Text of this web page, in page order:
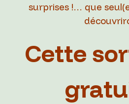
surprises !… que
Cette